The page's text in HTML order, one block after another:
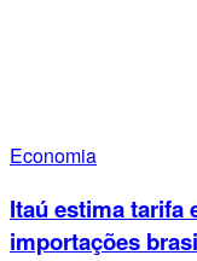
Economia
Itaú estima tarifa
importações